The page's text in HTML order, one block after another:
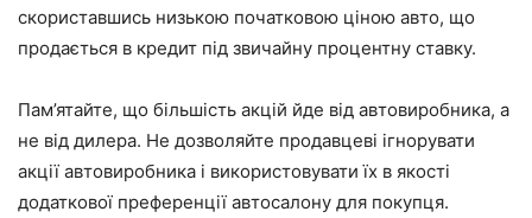
скориставшись низькою початковою ціною авто, що
продається в кредит під звичайну процентну ставку.
Пам’ятайте, що більшість акцій йде від автовиробника, а
не від дилера. Не дозволяйте продавцеві ігнорувати
акції автовиробника і використовувати їх в якості
додаткової преференції автосалону для покупця.